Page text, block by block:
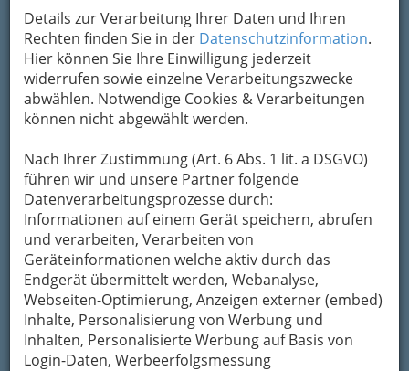
Details zur Verarbeitung Ihrer Daten und Ihren
Rechten finden Sie in der Datenschutzinformation.
Hier können Sie Ihre Einwilligung jederzeit
widerrufen sowie einzelne Verarbeitungszwecke
abwählen. Notwendige Cookies & Verarbeitungen
können nicht abgewählt werden.
Nach Ihrer Zustimmung (Art. 6 Abs. 1 lit. a DSGVO)
führen wir und unsere Partner folgende
Datenverarbeitungsprozesse durch:
Informationen auf einem Gerät speichern, abrufen
und verarbeiten, Verarbeiten von
Geräteinformationen welche aktiv durch das
Endgerät übermittelt werden, Webanalyse,
Webseiten-Optimierung, Anzeigen externer (embed)
Inhalte, Personalisierung von Werbung und
Inhalten, Personalisierte Werbung auf Basis von
Login-Daten, Werbeerfolgsmessung
Kontaktaufnahme
Um die Info-Graz Firmenvor Spam-Mails zu
bewahren, verwenden wir an dieser Stelle zur
Übermittlung Ihrer Nachricht ein sicheres
Formular. Ihre Nachricht wird nach dem
Absenden umgehend per Mail an das
Unternehmen AD - WORK weitergeleitet.
Mein Name
Meine Email Adresse
Mein Betreff